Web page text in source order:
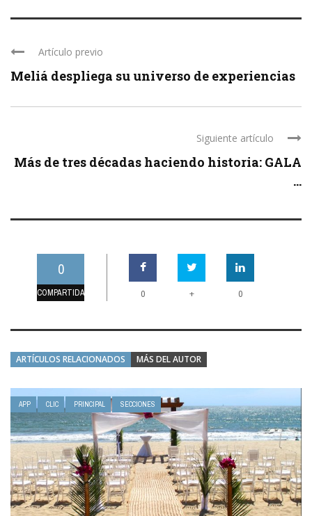
Artículo previo
Meliá despliega su universo de experiencias
Siguiente artículo
Más de tres décadas haciendo historia: GALA
...
0
COMPARTIDAS 0 + 0
ARTÍCULOS RELACIONADOS MÁS DEL AUTOR
APP CLIC PRINCIPAL SECCIONES